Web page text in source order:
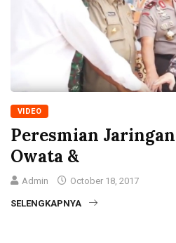
VIDEO
Peresmian
Owata &
Admin October 18, 2017
SELENGKAPNYA